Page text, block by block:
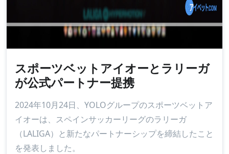
スポーツベットアイオーとラリーガ
が公式パートナー提携
2024年10月24日、YOLOグループのスポーツベットア
イオーは、スペインサッカーリーグのラリーガ
（LALIGA）と新たなパートナーシップを締結したこと
を発表しました。